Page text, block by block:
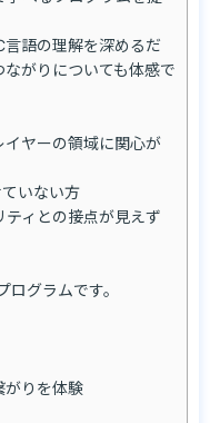
語の理解を深めるだ
がりについても体感で
ヤーの領域に関心が
いない方
ィとの接点が見えず
グラムです。
がりを体験